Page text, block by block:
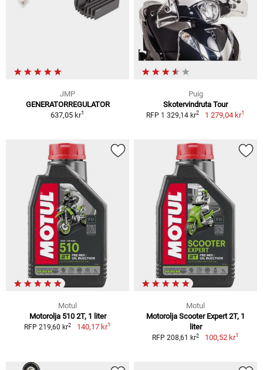
JMP
GENERATORREGULATOR
637,05 kr1
Puig
Skotervindruta Tour
RFP 1 329,14 kr2 1 279,04 kr1
Motul
Motorolja 510 2T, 1 liter
RFP 219,60 kr2 140,17 kr1
Motul
Motorolja Scooter Expert 2T, 1
liter
RFP 208,61 kr2 100,52 kr1